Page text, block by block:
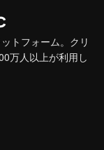
トフォーム。クリ
万人以上が利用し